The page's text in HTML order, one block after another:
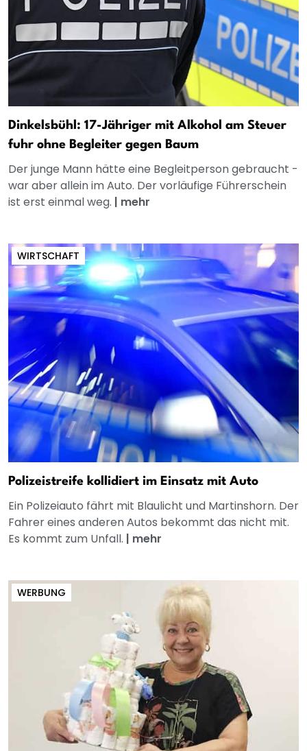
Dinkelsbühl: 17-Jähriger mit Alkohol am Steuer
fuhr ohne Begleiter gegen Baum
Der junge Mann hätte eine Begleitperson gebraucht -
war aber allein im Auto. Der vorläufige Führerschein
ist erst einmal weg. | mehr
WIRTSCHAFT
Polizeistreife kollidiert im Einsatz mit Auto
Ein Polizeiauto fährt mit Blaulicht und Martinshorn. Der
Fahrer eines anderen Autos bekommt das nicht mit.
Es kommt zum Unfall. | mehr
WERBUNG